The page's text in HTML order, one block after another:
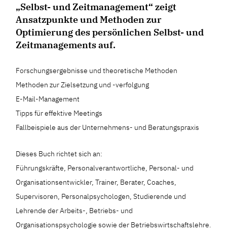
„Selbst- und Zeitmanagement“ zeigt
Ansatzpunkte und Methoden zur
Optimierung des persönlichen Selbst- und
Zeitmanagements auf.
Forschungsergebnisse und theoretische Methoden
Methoden zur Zielsetzung und -verfolgung
E-Mail-Management
Tipps für effektive Meetings
Fallbeispiele aus der Unternehmens- und Beratungspraxis
Dieses Buch richtet sich an:
Führungskräfte, Personalverantwortliche, Personal- und
Organisationsentwickler, Trainer, Berater, Coaches,
Supervisoren, Personalpsychologen, Studierende und
Lehrende der Arbeits-, Betriebs- und
Organisationspsychologie sowie der Betriebswirtschaftslehre.